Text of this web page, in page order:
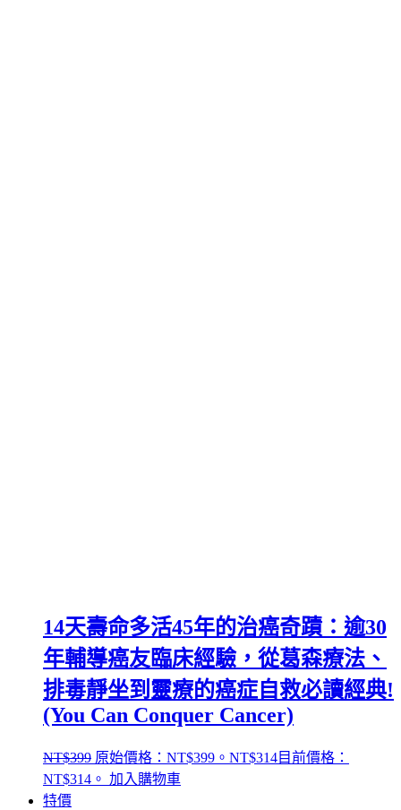
14天壽命多活45年的治癌奇蹟：逾30
年輔導癌友臨床經驗，從葛森療法、
排毒靜坐到靈療的癌症自救必讀經典!
(You Can Conquer Cancer)
NT$399 原始價格：NT$399。 NT$314目前價格：
NT$314。 加入購物車
特價